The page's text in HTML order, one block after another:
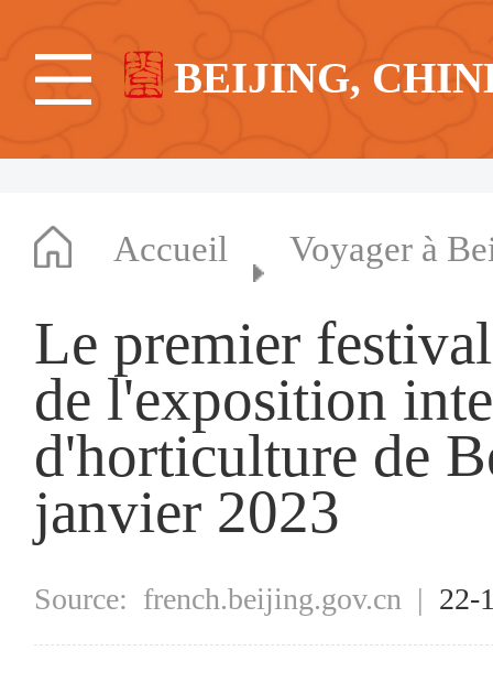
BEIJING,
Accueil Voyager à
Le premier
de l'exposition
d'horticulture de
janvier 2023
Source: french.beijing.gov.cn | 22-